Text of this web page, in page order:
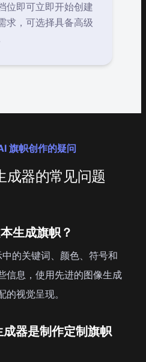
位即可立即开始创建
求，可选择具备高级
旗帜创作的疑问
成器的常见问题
生成旗帜？
的关键词、颜色、符号和
信息，使用先进的图像生成
视觉呈现。
器是制作定制旗帜